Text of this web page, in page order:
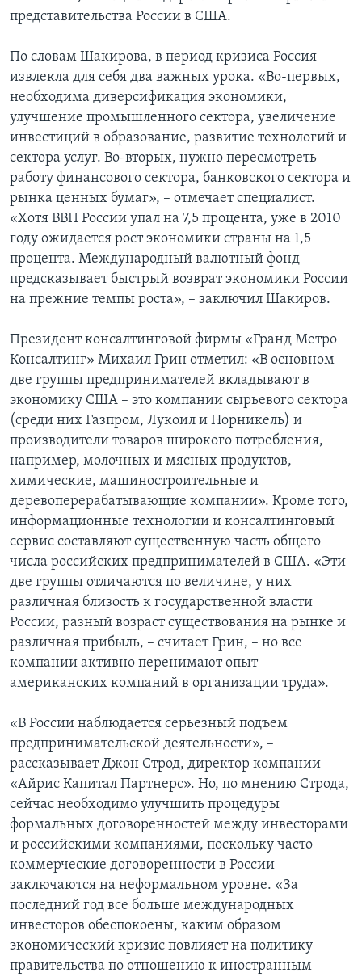
представительства России в США.
По словам Шакирова, в период кризиса Россия
извлекла для себя два важных урока. «Во-первых,
необходима диверсификация экономики,
улучшение промышленного сектора, увеличение
инвестиций в образование, развитие технологий и
сектора услуг. Во-вторых, нужно пересмотреть
работу финансового сектора, банковского сектора и
рынка ценных бумаг», – отмечает специалист.
«Хотя ВВП России упал на 7,5 процента, уже в 2010
году ожидается рост экономики страны на 1,5
процента. Международный валютный фонд
предсказывает быстрый возврат экономики России
на прежние темпы роста», – заключил Шакиров.
Президент консалтинговой фирмы «Гранд Метро
Консалтинг» Михаил Грин отметил: «В основном
две группы предпринимателей вкладывают в
экономику США – это компании сырьевого сектора
(среди них Газпром, Лукоил и Норникель) и
производители товаров широкого потребления,
например, молочных и мясных продуктов,
химические, машиностроительные и
деревоперерабатывающие компании». Кроме того,
информационные технологии и консалтинговый
сервис составляют существенную часть общего
числа российских предпринимателей в США. «Эти
две группы отличаются по величине, у них
различная близость к государственной власти
России, разный возраст существования на рынке и
различная прибыль, – считает Грин, – но все
компании активно перенимают опыт
американских компаний в организации труда».
«В России наблюдается серьезный подъем
предпринимательской деятельности», –
рассказывает Джон Строд, директор компании
«Айрис Капитал Партнерс». Но, по мнению Строда,
сейчас необходимо улучшить процедуры
формальных договоренностей между инвесторами
и российскими компаниями, поскольку часто
коммерческие договоренности в России
заключаются на неформальном уровне. «За
последний год все больше международных
инвесторов обеспокоены, каким образом
экономический кризис повлияет на политику
правительства по отношению к иностранным